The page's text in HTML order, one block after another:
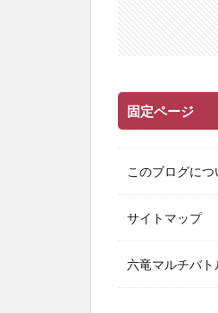
固定ページ
このブログにつ
サイトマップ
六竜マルチバ